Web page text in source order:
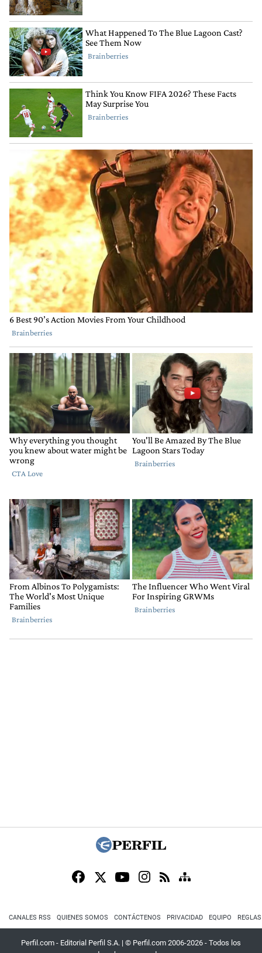
CANALES RSS QUIENES SOMOS CONTÁCTENOS PRIVACIDAD EQUIPO
Perfil.com - Editorial Perfil S.A. | © Perfil.com 2006-2026 - Todos los